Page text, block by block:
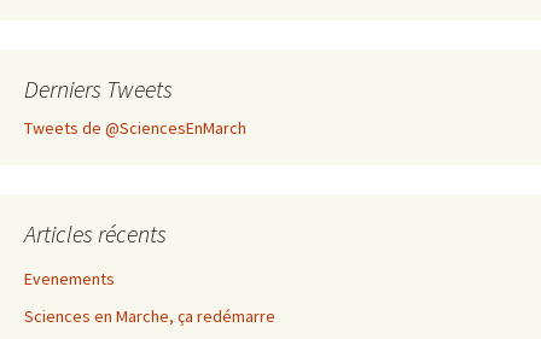
Derniers Tweets
Tweets de @SciencesEnMarch
Articles récents
Evenements
Sciences en Marche, ça redémarre